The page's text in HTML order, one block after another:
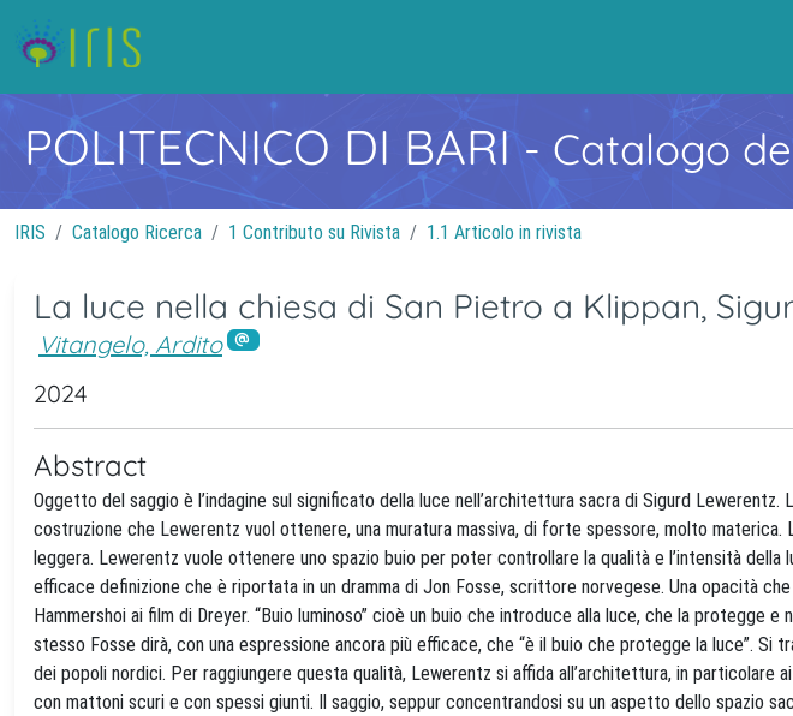
POLITECNICO DI BARI- Catalogo
IRIS Catalogo Ricerca 1 Contributo su Rivista 1.1 Articolo in rivista
La luce nella chiesa di San Pietro a Klippan,
Vitangelo, Ardito
2024
Abstract
Oggetto del saggio è l’indagine sul significato della luce nell’architettura sacra di Sigurd Lewerentz.
costruzione che Lewerentz vuol ottenere, una muratura massiva, di forte spessore, molto
leggera. Lewerentz vuole ottenere uno spazio buio per poter controllare la qualità e l’intensità della
efficace definizione che è riportata in un dramma di Jon Fosse, scrittore norvegese. Una opacità
Hammershoi ai film di Dreyer. “Buio luminoso” cioè un buio che introduce alla luce, che la protegge
stesso Fosse dirà, con una espressione ancora più efficace, che “è il buio che protegge la luce”. Si
dei popoli nordici. Per raggiungere questa qualità, Lewerentz si affida all’architettura, in
con mattoni scuri e con spessi giunti. Il saggio, seppur concentrandosi su un aspetto dello spazio